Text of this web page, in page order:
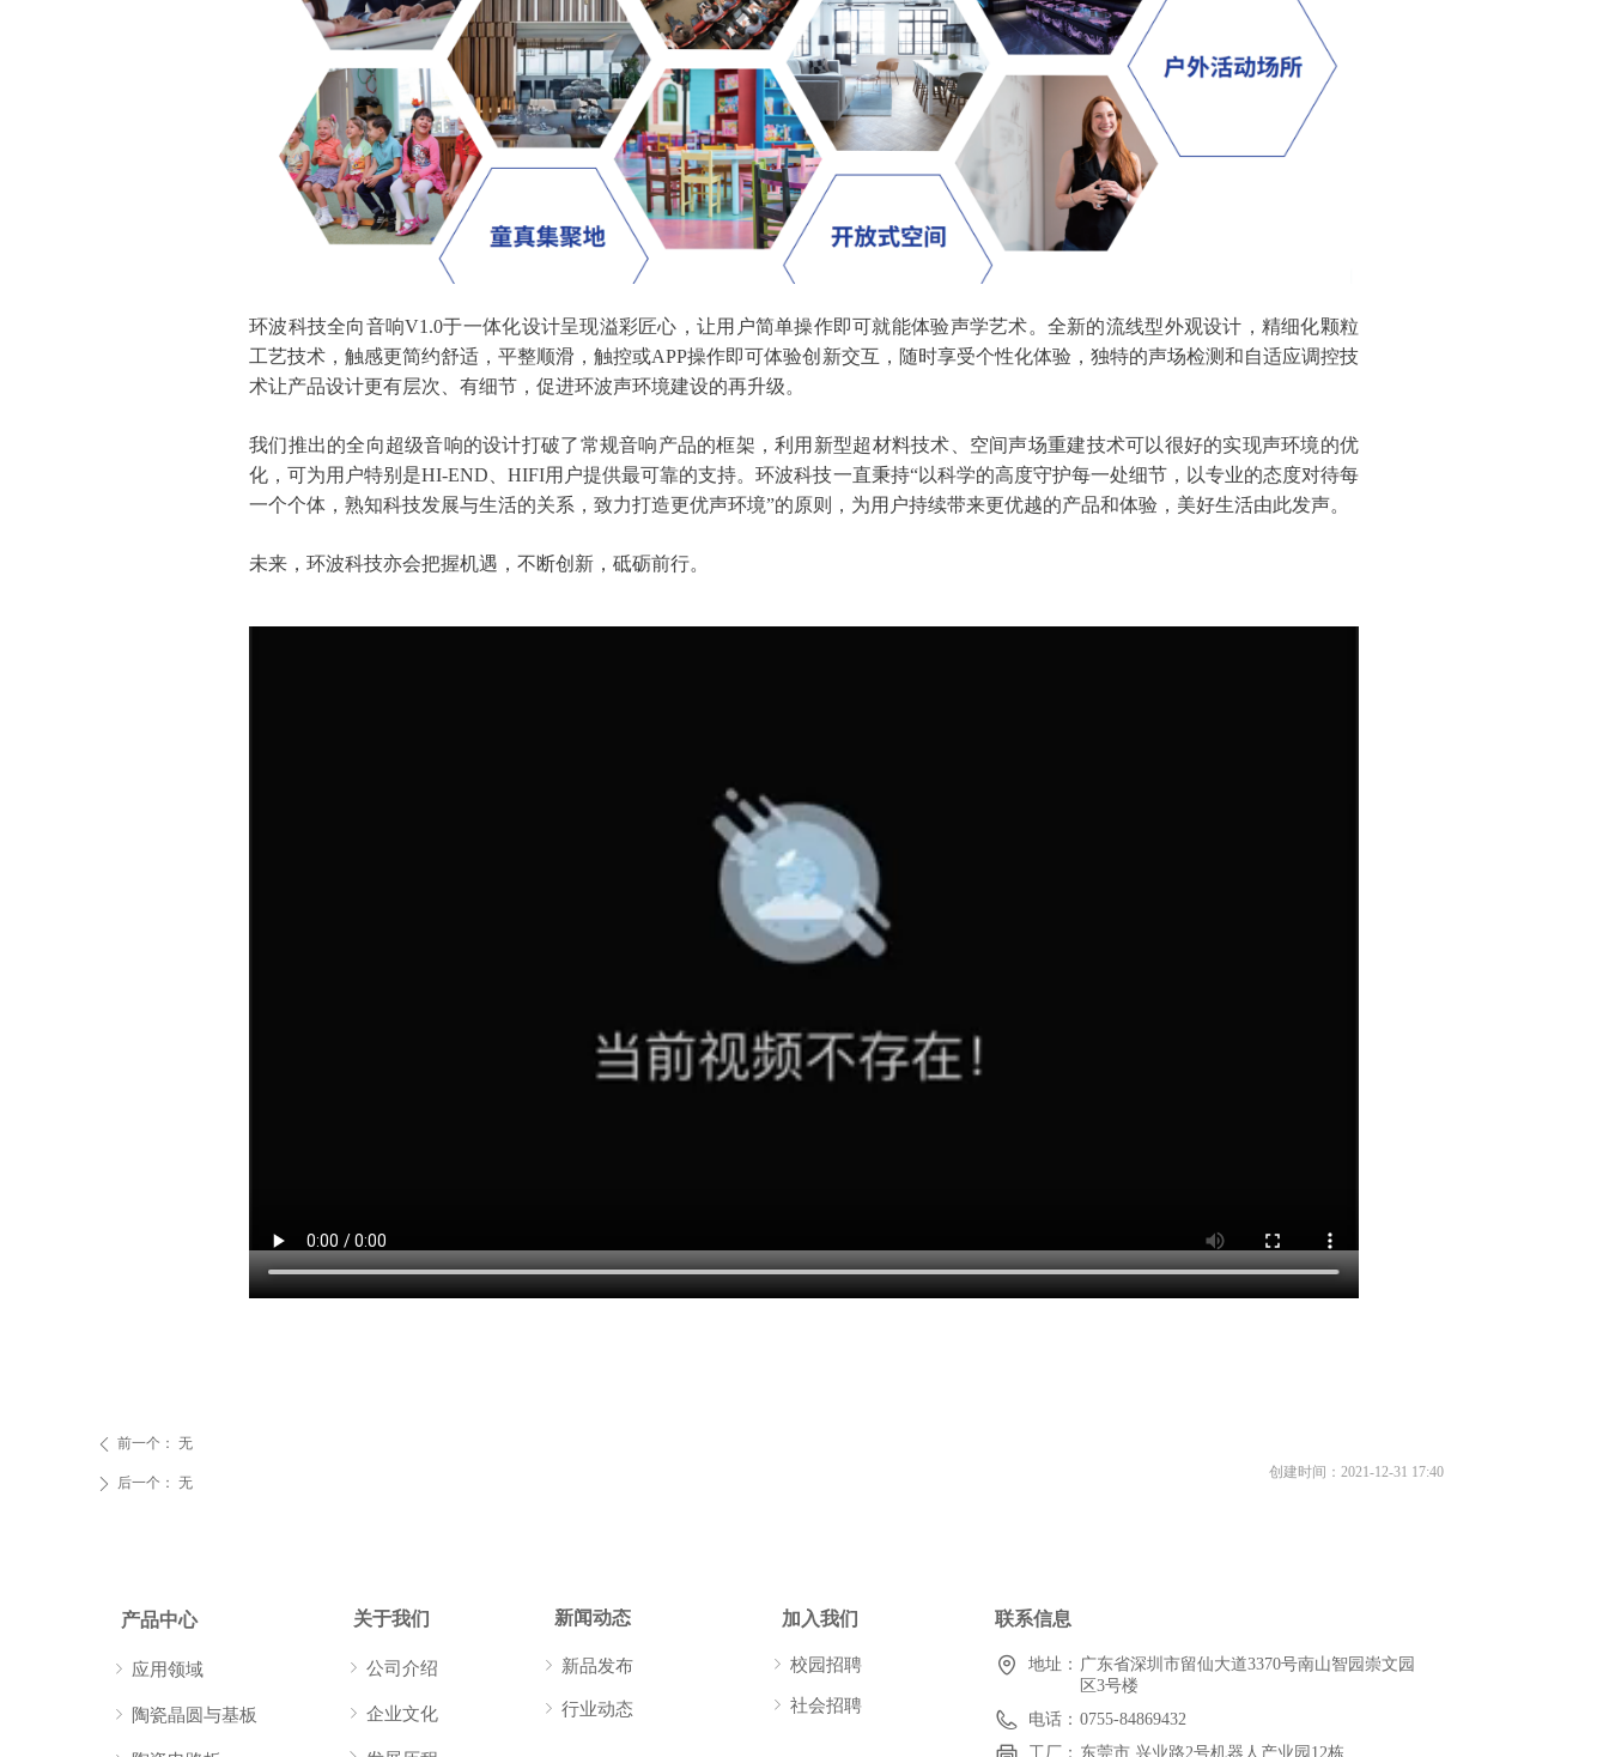
创建时间： 2021-12-31 17:40
环波科技全向音响V1.0于一体化设计呈现溢彩匠心，让用户简单操作即可就能体验声学艺术。全新的流线型外观设计，精细化颗粒
工艺技术，触感更简约舒适，平整顺滑，触控或APP操作即可体验创新交互，随时享受个性化体验，独特的声场检测和自适应调控技
术让产品设计更有层次、有细节，促进环波声环境建设的再升级。
我们推出的全向超级音响的设计打破了常规音响产品的框架，利用新型超材料技术、空间声场重建技术可以很好的实现声环境的优
化，可为用户特别是HI-END、HIFI用户提供最可靠的支持。环波科技一直秉持“以科学的高度守护每一处细节，以专业的态度对待每
一个个体，熟知科技发展与生活的关系，致力打造更优声环境”的原则，为用户持续带来更优越的产品和体验，美好生活由此发声。
未来，环波科技亦会把握机遇，不断创新，砥砺前行。
ꄴ 前一个： 无
ꄲ 后一个： 无
产品中心
ꁇ 公司介绍
ꁇ 企业文化
关于我们 加入我们 联系信息
ꁇ 应用领域
ꁇ 陶瓷晶圆与基板
ꁇ 校园招聘
ꁇ 社会招聘
ꁇ 新品发布
ꁇ 行业动态
新闻动态
地址： 广东省深圳市留仙大道3370号南山智园崇文园
区3号楼
电话： 0755-84869432
工厂： 东莞市 兴业路2号机器人产业园12栋